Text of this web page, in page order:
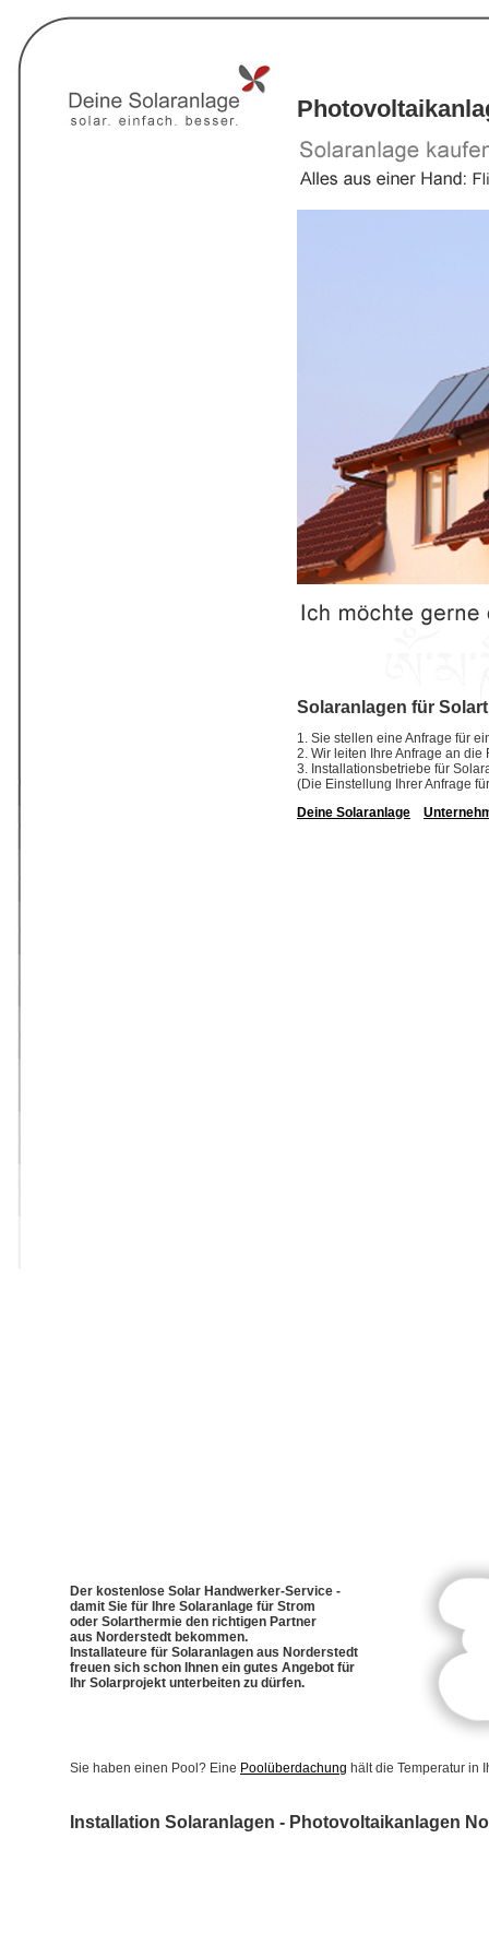
Solaranlagen für
1. Sie stellen eine Anfrage für
2. Wir leiten Ihre Anfrage an
3. Installationsbetriebe für
(Die Einstellung Ihrer Anfrage
Deine Solaranlage
Der kostenlose Solar Handwerker-Service -
damit Sie für Ihre Solaranlage für Strom
oder Solarthermie den richtigen Partner
aus Norderstedt bekommen.
Installateure für Solaranlagen aus Norderstedt
freuen sich schon Ihnen ein gutes Angebot für
Ihr Solarprojekt unterbeiten zu dürfen.
Sie haben einen Pool? Eine Poolüberdachung hält die Temperatur in
Installation Solaranlagen - Photovoltaikanlagen